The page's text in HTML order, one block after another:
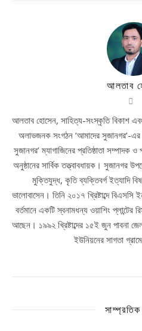
আলতাব
আলতাব হোসেন, সাহিত্য-সংস্কৃতি বিকাশ
অলাভজনক সংগঠন ‘আমাদের সুজানগর’-এর
সুজানগর’ ম্যাগাজিনের প্রতিষ্ঠাতা
অনুষ্ঠানের সার্বিক তত্ত্বাবধায়ক। সুজানগর
মুক্তিযুদ্ধ, কৃতি ব্যক্তিবর্গ ইত্যাদি
ভালোবাসেন। তিনি ২০১৭ খ্রিষ্টাব্দে বিএসসি
বর্তমানে একটি স্বনামধন্য ওয়াশিং প্লান্টের
আছেন। ১৯৯২ খ্রিষ্টাব্দের ১৫ই জুন পাবনা
ইউনিয়নের সাগতা